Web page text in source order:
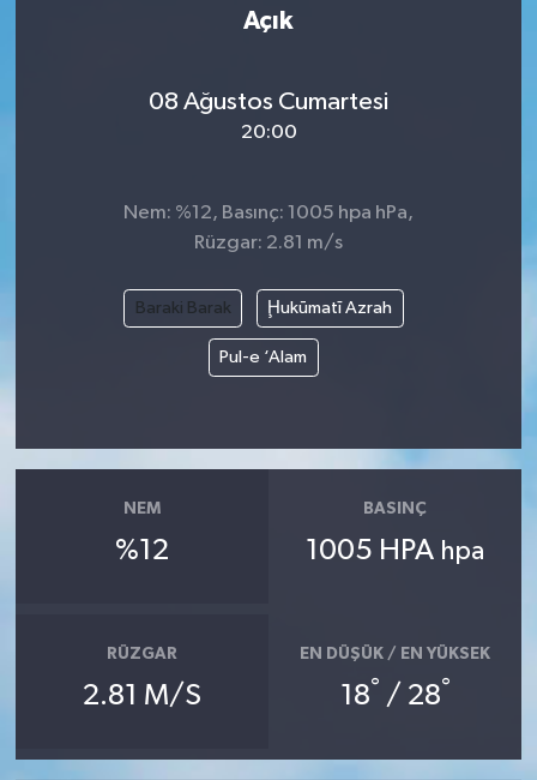
Açık
08 Ağustos Cumartesi
20:00
Nem: %12, Basınç: 1005 hpa hPa,
Rüzgar: 2.81 m/s
Baraki Barak Ḩukūmatī Azrah
Pul-e ‘Alam
NEM
%12
BASINÇ
1005 HPA hpa
RÜZGAR
2.81 M/S
EN DÜŞÜK / EN YÜKSEK
18° / 28°